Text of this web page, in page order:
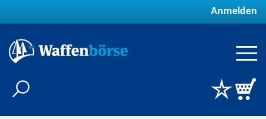
Anmelden